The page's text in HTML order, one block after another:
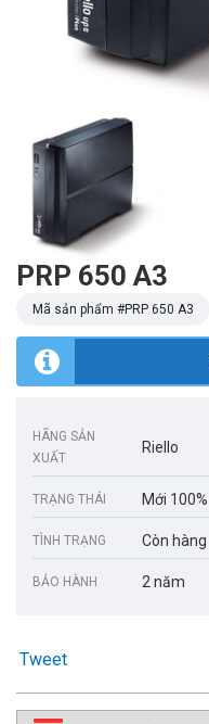
PRP 650 A3
Mã sản phẩm #PRP 650 A3
HÃNG SẢN
XUẤT
Riello
TRẠNG THÁI Mới 100%
TÌNH TRẠNG Còn hàng
BẢO HÀNH 2 năm
Tweet